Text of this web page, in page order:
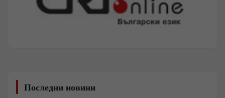
Последни новини